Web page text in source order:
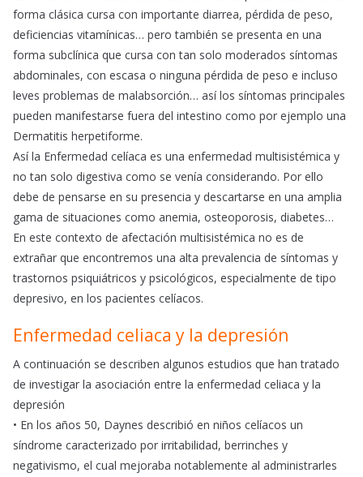
forma clásica cursa con importante diarrea, pérdida de peso,
deficiencias vitamínicas… pero también se presenta en una
forma subclínica que cursa con tan solo moderados síntomas
abdominales, con escasa o ninguna pérdida de peso e incluso
leves problemas de malabsorción… así los síntomas principales
pueden manifestarse fuera del intestino como por ejemplo una
Dermatitis herpetiforme.
Así la Enfermedad celíaca es una enfermedad multisistémica y
no tan solo digestiva como se venía considerando. Por ello
debe de pensarse en su presencia y descartarse en una amplia
gama de situaciones como anemia, osteoporosis, diabetes…
En este contexto de afectación multisistémica no es de
extrañar que encontremos una alta prevalencia de síntomas y
trastornos psiquiátricos y psicológicos, especialmente de tipo
depresivo, en los pacientes celíacos.
Enfermedad celiaca y la depresión
A continuación se describen algunos estudios que han tratado
de investigar la asociación entre la enfermedad celiaca y la
depresión
• En los años 50, Daynes describió en niños celíacos un
síndrome caracterizado por irritabilidad, berrinches y
negativismo, el cual mejoraba notablemente al administrarles